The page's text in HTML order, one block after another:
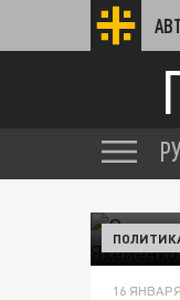
16 ЯНВАРЯ